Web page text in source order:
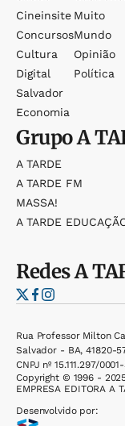
Cineinsite
Concursos
Cultura
Digital
Salvador
Economia
Muito
Mundo
Opinião
Política
GrupoA
A TARDE
A TARDE FM
MASSA!
A TARDE
RedesA
Rua Professor Milton
Salvador - BA, 41820-
CNPJ nº 15.111.297/
Copyright © 1996 -
EMPRESA EDITORA A
Desenvolvido por: